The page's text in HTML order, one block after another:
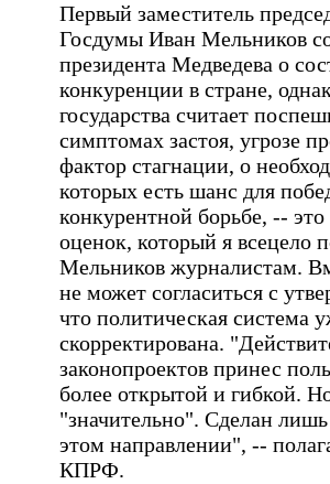
Первый заместитель
Госдумы Иван Мельников
президента Медведева о
конкуренции в стране,
государства считает
симптомах застоя, угрозе
фактор стагнации, о
которых есть шанс для
конкурентной борьбе, --
оценок, который я всецело
Мельников журналистам.
не может согласиться с
что политическая система
скорректирована.
законопроектов принес
более открытой и гибкой.
"значительно". Сделан
этом направлении", --
КПРФ.